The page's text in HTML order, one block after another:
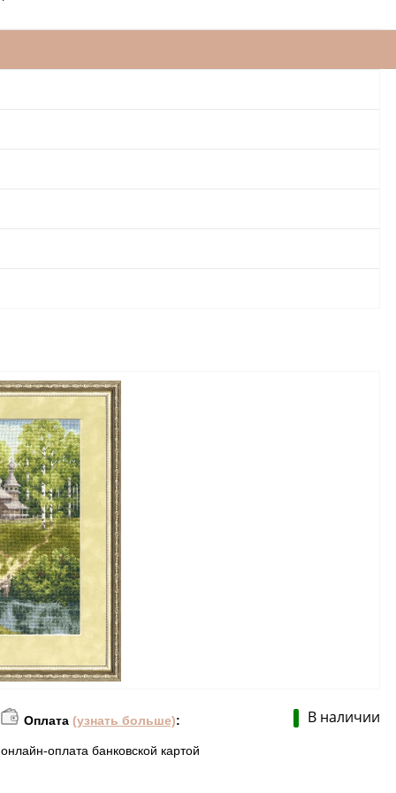
В наличии
Оплата (узнать больше):
онлайн-оплата банковской картой